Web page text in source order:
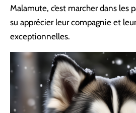
Malamute, c’est marcher dans les
su apprécier leur compagnie et
exceptionnelles.